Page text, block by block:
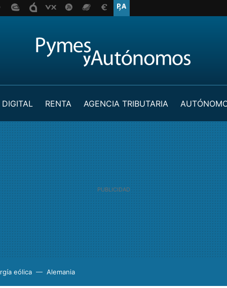
RENTA AGENCIA TRIBUTARIA
eólica Alemania